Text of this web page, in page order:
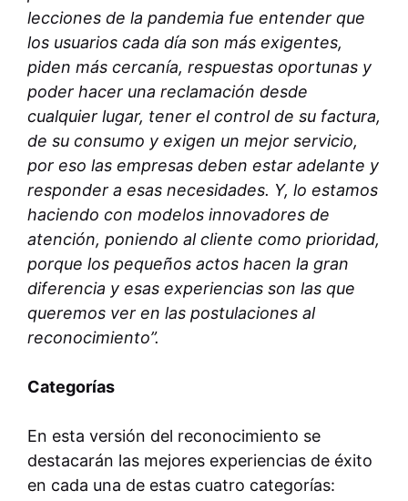
lecciones de la pandemia fue entender que
los usuarios cada día son más exigentes,
piden más cercanía, respuestas oportunas y
poder hacer una reclamación desde
cualquier lugar, tener el control de su factura,
de su consumo y exigen un mejor servicio,
por eso las empresas deben estar adelante y
responder a esas necesidades. Y, lo estamos
haciendo con modelos innovadores de
atención, poniendo al cliente como prioridad,
porque los pequeños actos hacen la gran
diferencia y esas experiencias son las que
queremos ver en las postulaciones al
reconocimiento”.
Categorías
En esta versión del reconocimiento se
destacarán las mejores experiencias de éxito
en cada una de estas cuatro categorías: